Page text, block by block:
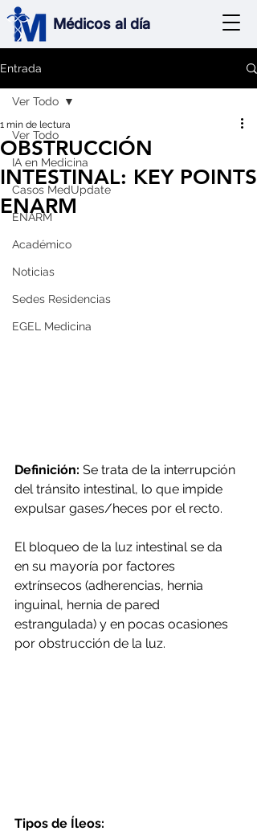
Médicos al día
Entrada
Ver Todo
IA en Medicina
Casos MedUpdate
ENARM
Académico
Noticias
Sedes Residencias
EGEL Medicina
Ver Todo
OBSTRUCCIÓN
INTESTINAL: KEY POINTS
ENARM
1 min de lectura
Definición: Se trata de la interrupción
del tránsito intestinal, lo que impide
expulsar gases/heces por el recto.
El bloqueo de la luz intestinal se da
en su mayoría por factores
extrínsecos (adherencias, hernia
inguinal, hernia de pared
estrangulada) y en pocas ocasiones
por obstrucción de la luz.
Tipos de Íleos: